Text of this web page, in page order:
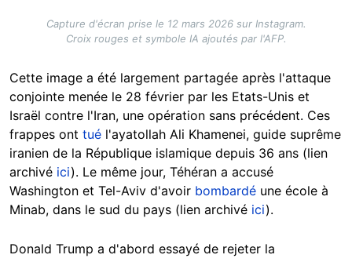
Capture d'écran prise le 12 mars 2026 sur Instagram.
Croix rouges et symbole IA ajoutés par l'AFP.
Cette image a été largement partagée après l'attaque
conjointe menée le 28 février par les Etats-Unis et
Israël contre l'Iran, une opération sans précédent. Ces
frappes ont tué l'ayatollah Ali Khamenei, guide suprême
iranien de la République islamique depuis 36 ans (lien
archivé ici). Le même jour, Téhéran a accusé
Washington et Tel-Aviv d'avoir bombardé une école à
Minab, dans le sud du pays (lien archivé ici).
Donald Trump a d'abord essayé de rejeter la